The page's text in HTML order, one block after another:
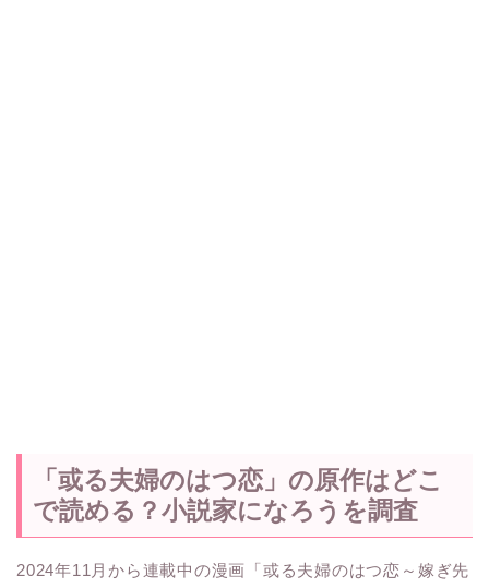
「或る夫婦のはつ恋」の原作はどこ
で読める？小説家になろうを調査
2024年11月から連載中の漫画「或る夫婦のはつ恋～嫁ぎ先